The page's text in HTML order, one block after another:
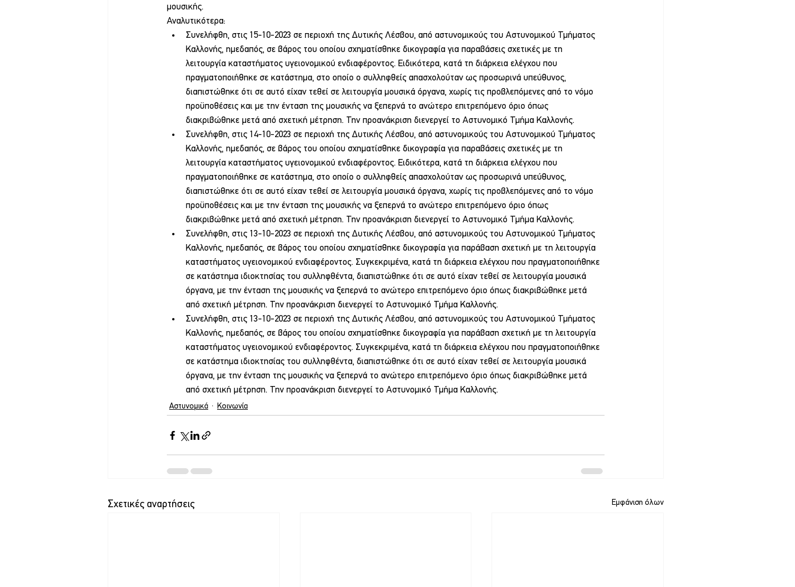
μουσικής.
Αναλυτικότερα:
Συνελήφθη, στις 15-10-2023 σε περιοχή της Δυτικής Λέσβου, από αστυνομικούς του Αστυνομικού Τμήματος
Καλλονής, ημεδαπός, σε βάρος του οποίου σχηματίσθηκε δικογραφία για παραβάσεις σχετικές με τη
λειτουργία καταστήματος υγειονομικού ενδιαφέροντος. Ειδικότερα, κατά τη διάρκεια ελέγχου που
πραγματοποιήθηκε σε κατάστημα, στο οποίο ο συλληφθείς απασχολούταν ως προσωρινά υπεύθυνος,
διαπιστώθηκε ότι σε αυτό είχαν τεθεί σε λειτουργία μουσικά όργανα, χωρίς τις προβλεπόμενες από το νόμο
προϋποθέσεις και με την ένταση της μουσικής να ξεπερνά το ανώτερο επιτρεπόμενο όριο όπως
διακριβώθηκε μετά από σχετική μέτρηση. Την προανάκριση διενεργεί το Αστυνομικό Τμήμα Καλλονής.
Συνελήφθη, στις 14-10-2023 σε περιοχή της Δυτικής Λέσβου, από αστυνομικούς του Αστυνομικού Τμήματος
Καλλονής, ημεδαπός, σε βάρος του οποίου σχηματίσθηκε δικογραφία για παραβάσεις σχετικές με τη
λειτουργία καταστήματος υγειονομικού ενδιαφέροντος. Ειδικότερα, κατά τη διάρκεια ελέγχου που
πραγματοποιήθηκε σε κατάστημα, στο οποίο ο συλληφθείς απασχολούταν ως προσωρινά υπεύθυνος,
διαπιστώθηκε ότι σε αυτό είχαν τεθεί σε λειτουργία μουσικά όργανα, χωρίς τις προβλεπόμενες από το νόμο
προϋποθέσεις και με την ένταση της μουσικής να ξεπερνά το ανώτερο επιτρεπόμενο όριο όπως
διακριβώθηκε μετά από σχετική μέτρηση. Την προανάκριση διενεργεί το Αστυνομικό Τμήμα Καλλονής.
Συνελήφθη, στις 13-10-2023 σε περιοχή της Δυτικής Λέσβου, από αστυνομικούς του Αστυνομικού Τμήματος
Καλλονής, ημεδαπός, σε βάρος του οποίου σχηματίσθηκε δικογραφία για παράβαση σχετική με τη λειτουργία
καταστήματος υγειονομικού ενδιαφέροντος. Συγκεκριμένα, κατά τη διάρκεια ελέγχου που πραγματοποιήθηκε
σε κατάστημα ιδιοκτησίας του συλληφθέντα, διαπιστώθηκε ότι σε αυτό είχαν τεθεί σε λειτουργία μουσικά
όργανα, με την ένταση της μουσικής να ξεπερνά το ανώτερο επιτρεπόμενο όριο όπως διακριβώθηκε μετά
από σχετική μέτρηση. Την προανάκριση διενεργεί το Αστυνομικό Τμήμα Καλλονής.
Συνελήφθη, στις 13-10-2023 σε περιοχή της Δυτικής Λέσβου, από αστυνομικούς του Αστυνομικού Τμήματος
Καλλονής, ημεδαπός, σε βάρος του οποίου σχηματίσθηκε δικογραφία για παράβαση σχετική με τη λειτουργία
καταστήματος υγειονομικού ενδιαφέροντος. Συγκεκριμένα, κατά τη διάρκεια ελέγχου που πραγματοποιήθηκε
σε κατάστημα ιδιοκτησίας του συλληφθέντα, διαπιστώθηκε ότι σε αυτό είχαν τεθεί σε λειτουργία μουσικά
όργανα, με την ένταση της μουσικής να ξεπερνά το ανώτερο επιτρεπόμενο όριο όπως διακριβώθηκε μετά
από σχετική μέτρηση. Την προανάκριση διενεργεί το Αστυνομικό Τμήμα Καλλονής.
Αστυνομικά Κοινωνία
Σχετικές αναρτήσεις Εμφάνιση όλων